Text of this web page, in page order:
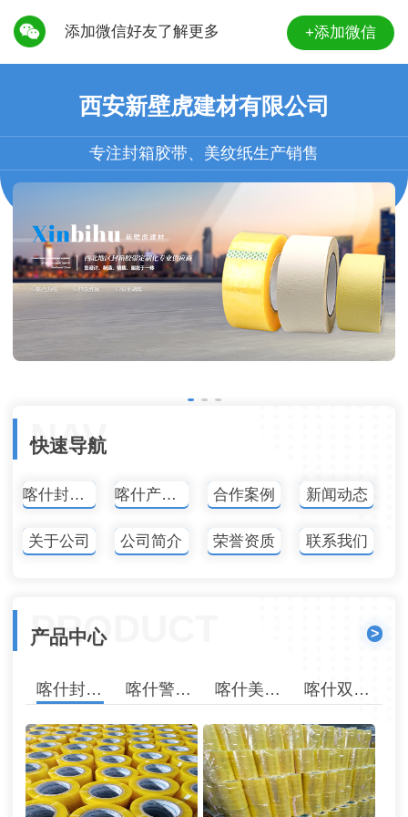
添加微信好友了解更多 +添加微信
西安新壁虎建材有限公司
专注封箱胶带、美纹纸生产销售
NAV
快速导航
喀什封箱胶带 喀什产品中心 合作案例 新闻动态
关于公司 公司简介 荣誉资质 联系我们
PRODUCT
产品中心 >
喀什封箱胶带 喀什警示胶带 喀什美纹纸胶带 喀什双面胶